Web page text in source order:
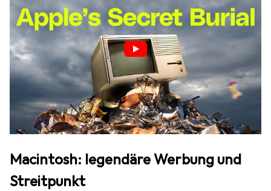
Macintosh: legendäre Werbung und
Streitpunkt